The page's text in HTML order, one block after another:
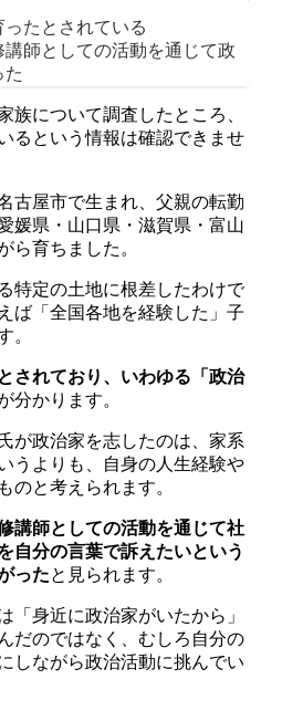
たとされている
師としての活動を通じて政
た
族について調査したところ、
るという情報は確認できませ
古屋市で生まれ、父親の転勤
媛県・山口県・滋賀県・富山
ら育ちました。
特定の土地に根差したわけで
ば「全国各地を経験した」子
。
されており、いわゆる「政治
分かります。
が政治家を志したのは、家系
うよりも、自身の人生経験や
のと考えられます。
講師としての活動を通じて社
自分の言葉で訴えたいという
ったと見られます。
「身近に政治家がいたから」
だのではなく、むしろ自分の
しながら政治活動に挑んでい